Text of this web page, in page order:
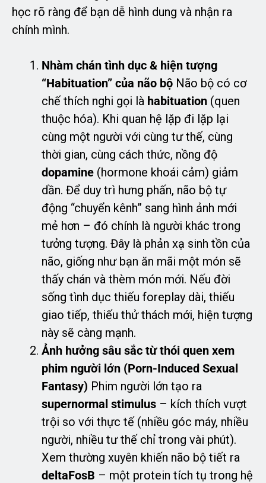
học rõ ràng để bạn dễ hình dung và nhận ra
chính mình.
Nhàm chán tình dục & hiện tượng
“Habituation” của não bộ Não bộ có cơ
chế thích nghi gọi là habituation (quen
thuộc hóa). Khi quan hệ lặp đi lặp lại
cùng một người với cùng tư thế, cùng
thời gian, cùng cách thức, nồng độ
dopamine (hormone khoái cảm) giảm
dần. Để duy trì hưng phấn, não bộ tự
động “chuyển kênh” sang hình ảnh mới
mẻ hơn – đó chính là người khác trong
tưởng tượng. Đây là phản xạ sinh tồn của
não, giống như bạn ăn mãi một món sẽ
thấy chán và thèm món mới. Nếu đời
sống tình dục thiếu foreplay dài, thiếu
giao tiếp, thiếu thử thách mới, hiện tượng
này sẽ càng mạnh.
Ảnh hưởng sâu sắc từ thói quen xem
phim người lớn (Porn-Induced Sexual
Fantasy) Phim người lớn tạo ra
supernormal stimulus – kích thích vượt
trội so với thực tế (nhiều góc máy, nhiều
người, nhiều tư thế chỉ trong vài phút).
Xem thường xuyên khiến não bộ tiết ra
deltaFosB – một protein tích tụ trong hệ